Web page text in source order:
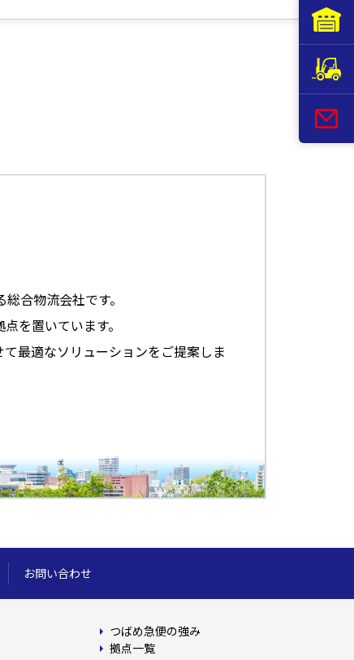
合物流会社です。
を置いています。
最適なソリューションをご提案しま
お問い合わせ
つばめ急便の強み
拠点一覧